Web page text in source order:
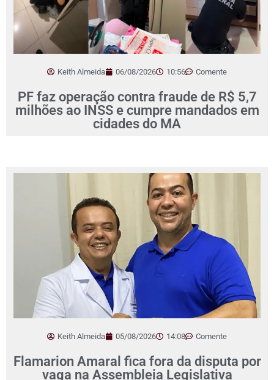
Keith Almeida 06/08/2026 10:56 Comente
PF faz operação contra fraude de R$ 5,7
milhões ao INSS e cumpre mandados em
cidades do MA
Keith Almeida 05/08/2026 14:08 Comente
Flamarion Amaral fica fora da disputa por
vaga na Assembleia Legislativa